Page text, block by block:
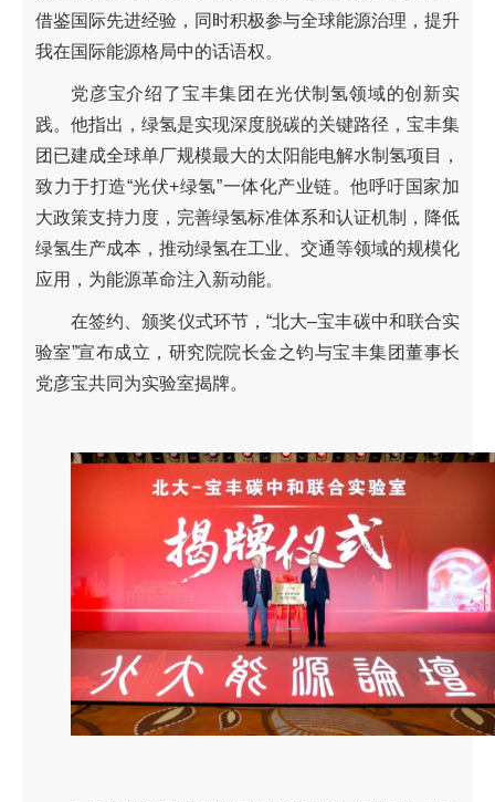
借鉴国际先进经验，同时积极参与全球能源治理，提升
我在国际能源格局中的话语权。
党彦宝介绍了宝丰集团在光伏制氢领域的创新实
践。他指出，绿氢是实现深度脱碳的关键路径，宝丰集
团已建成全球单厂规模最大的太阳能电解水制氢项目，
致力于打造“光伏+绿氢”一体化产业链。他呼吁国家加
大政策支持力度，完善绿氢标准体系和认证机制，降低
绿氢生产成本，推动绿氢在工业、交通等领域的规模化
应用，为能源革命注入新动能。
在签约、颁奖仪式环节，“北大–宝丰碳中和联合实
验室”宣布成立，研究院院长金之钧与宝丰集团董事长
党彦宝共同为实验室揭牌。